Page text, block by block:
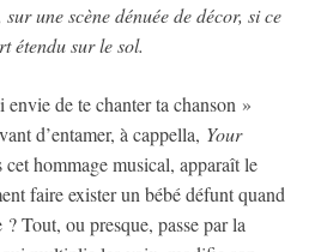
une scène dénuée de décor, si ce
étendu sur le sol.
envie de te chanter ta chanson »
d’entamer, à cappella, Your
hommage musical, apparaît le
faire exister un bébé défunt quand
Tout, ou presque, passe par la